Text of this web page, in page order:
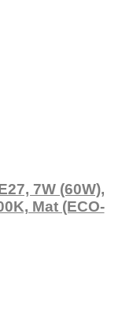
7W (60W),
Mat (ECO-